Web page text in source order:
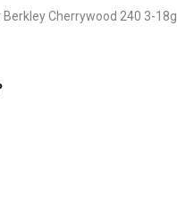
Berkley Cherrywood 240 3-18g